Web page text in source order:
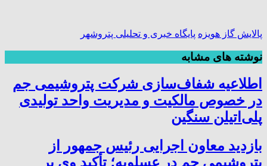
پالایش گاز هویزه پایگاه خبری و تحلیلی پتروشهر
نوشته های مشابه
اطلاعیه شفاف‌سازی شرکت پتروشیمی جم
در خصوص مالکیت و مدیریت واحد تولیدی
پلی‌اتیلن سنگین
بازدید معاون اجرایی رئیس جمهور از
پتروشیمی جم در عسلویه؛ تأکید وی بر